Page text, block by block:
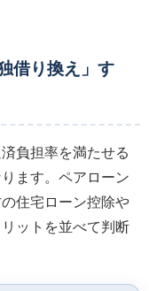
借り換え」す
負担率を満たせる
ます。ペアローン
住宅ローン控除や
ットを並べて判断